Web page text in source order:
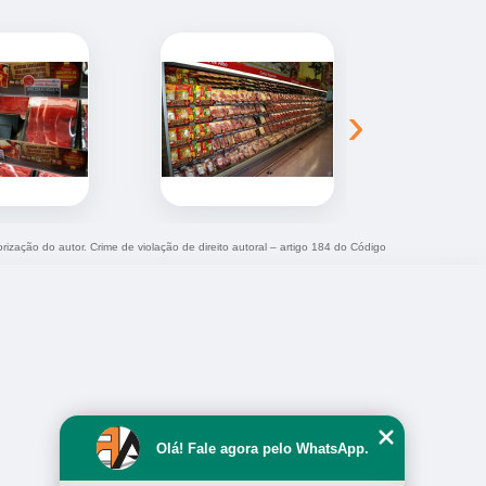
›
do autor. Crime de violação de direito autoral – artigo 184 do Código
Olá! Fale agora pelo WhatsApp.